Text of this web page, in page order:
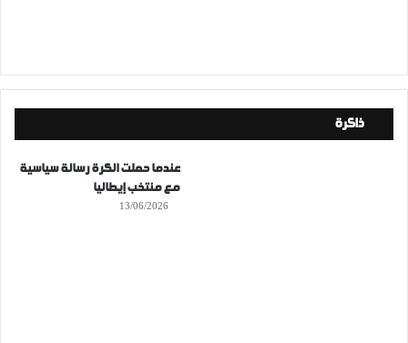
ذاكرة
عندما حملت الكرة رسالة سياسية
مع منتخب إيطاليا
13/06/2026